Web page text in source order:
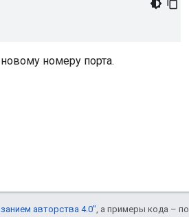
номеру порта.
авторства 4.0", а примеры кода – по